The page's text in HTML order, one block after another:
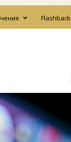
Flashback